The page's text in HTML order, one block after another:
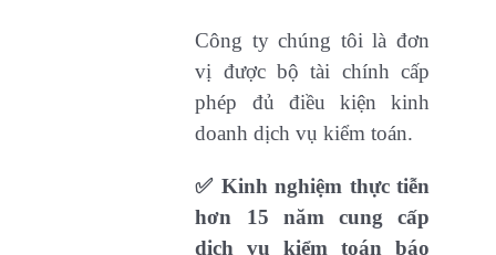
Công ty chúng tôi là đơn
vị được bộ tài chính cấp
phép đủ điều kiện kinh
doanh dịch vụ kiểm toán.
✅ Kinh nghiệm thực tiễn
hơn 15 năm cung cấp
dịch vụ kiểm toán báo